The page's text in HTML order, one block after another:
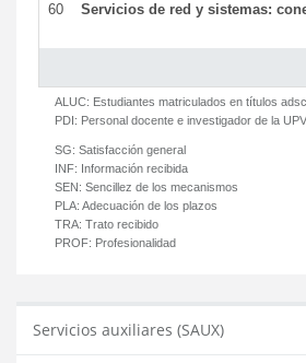
60 Servicios de red y sistemas:
ALUC: Estudiantes matriculados en títulos
PDI: Personal docente e investigador de la UPV
SG: Satisfacción general
INF: Información recibida
SEN: Sencillez de los mecanismos
PLA: Adecuación de los plazos
TRA: Trato recibido
PROF: Profesionalidad
Servicios auxiliares (SAUX)